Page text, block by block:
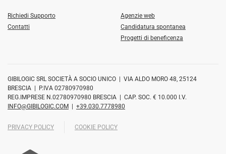
Richiedi Supporto
Contatti
Agenzie web
Candidatura spontanea
Progetti di beneficenza
GIBILOGIC SRL SOCIETÀ A SOCIO UNICO | VIA ALDO MORO 48, 25124
BRESCIA | P.IVA 02780970980
REG.IMPRESE N.02780970980 BRESCIA | CAP. SOC. € 10.000 I.V.
INFO@GIBILOGIC.COM | +39.030.7778980
PRIVACY POLICY COOKIE POLICY